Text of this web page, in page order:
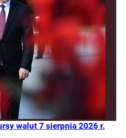
walut 7 sierpnia 2026 r.